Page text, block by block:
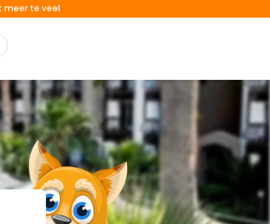
meer te veel